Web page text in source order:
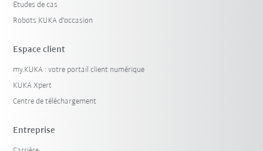
Etudes de cas
Robots KUKA d'occasion
Espace client
my.KUKA : votre portail client numérique
KUKA Xpert
Centre de téléchargement
Entreprise